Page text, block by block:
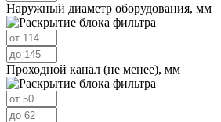
Наружный диаметр оборудования, мм
Проходной канал (не менее), мм